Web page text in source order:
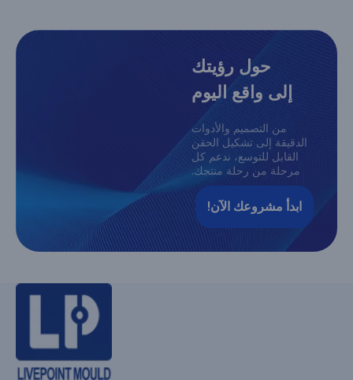
حول رؤيتك
إلى واقع اليوم
من التصميم والأدوات
الدقيقة إلى تشكيل الحقن
القابل للتوسع، ندعم كل
مرحلة من رحلة منتجك.
ابدأ مشروعك الآن!